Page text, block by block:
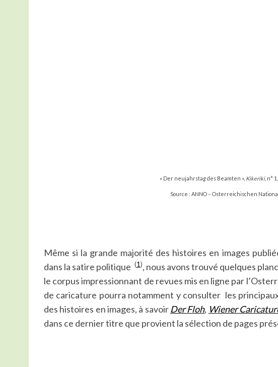
« Der neujahrstag des Beamten », Kikeriki, n°
Source : ANNO – Osterreichischen
Même si la grande majorité des histoires en images
dans la satire politique (1), nous avons trouvé quelques
le corpus impressionnant de revues mis en ligne par
de caricature pourra notamment y consulter les
des histoires en images, à savoir Der Floh, Wiener
dans ce dernier titre que provient la sélection de pages